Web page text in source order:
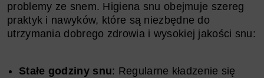
problemy ze snem. Higiena snu obejmuje szereg
praktyk i nawyków, które są niezbędne do
utrzymania dobrego zdrowia i wysokiej jakości snu:
Stałe godziny snu: Regularne kładzenie się